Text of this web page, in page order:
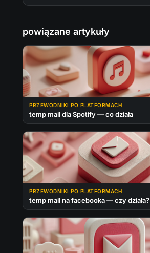
powiązane artykuły
PRZEWODNIKI PO PLATFORMACH
temp mail dla Spotify — co działa
PRZEWODNIKI PO PLATFORMACH
temp mail na facebooka — czy działa?